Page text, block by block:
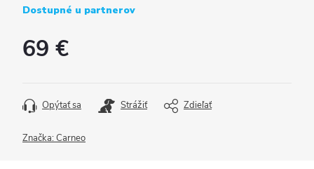
Dostupné u partnerov
69 €
Opýtať sa Strážiť Zdieľať
Značka:Carneo